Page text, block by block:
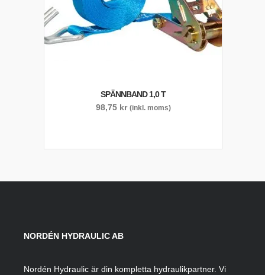
SPÄNNBAND 1,0 T
98,75 kr (inkl. moms)
NORDÉN HYDRAULIC AB
Nordén Hydraulic är din kompletta hydraulikpartner. Vi